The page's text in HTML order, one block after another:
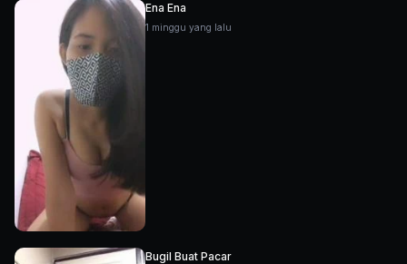
Ena Ena
1 minggu yang lalu
Bugil Buat Pacar